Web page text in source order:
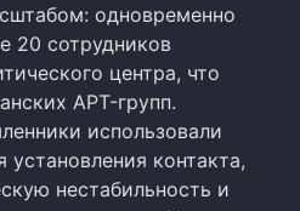
одновременно
20 сотрудников
центра, что
APT-групп.
использовали
контакта,
нестабильность и